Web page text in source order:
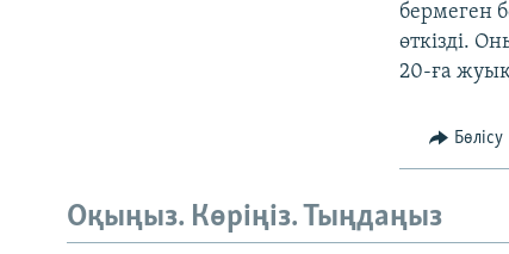
бермеген
өткізді.
20-ға
Бөлісу
Оқыңыз. Көріңіз. Тыңдаңыз